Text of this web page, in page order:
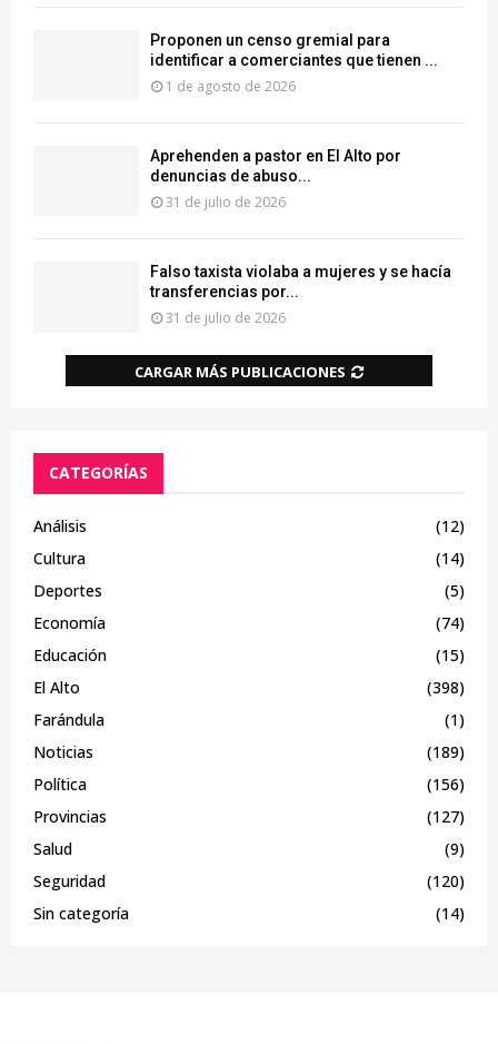
Proponen un censo gremial para
identificar a comerciantes que tienen ...
1 de agosto de 2026
Aprehenden a pastor en El Alto por
denuncias de abuso...
31 de julio de 2026
Falso taxista violaba a mujeres y se hacía
transferencias por...
31 de julio de 2026
CARGAR MÁS PUBLICACIONES
CATEGORÍAS
Análisis
(12)
Cultura
(14)
Deportes
(5)
Economía
(74)
Educación
(15)
El Alto
(398)
Farándula
(1)
Noticias
(189)
Política
(156)
Provincias
(127)
Salud
(9)
Seguridad
(120)
Sin categoría
(14)